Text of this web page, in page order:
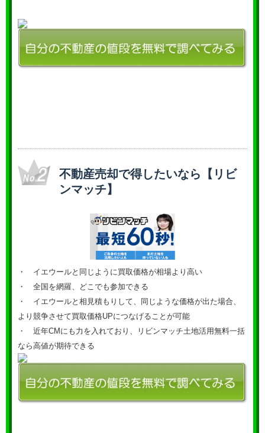
不動産売却で得したいなら【リビ
ンマッチ】
・ イエウールと同じように買取価格が相場より高い
・ 全国を網羅、どこでも参加できる
・ イエウールと相見積もりして、同じような価格が出た場合、
より競争させて買取価格UPにつなげることが可能
・ 近年CMにも力を入れており、リビンマッチ土地活用無料一括
なら高値が期待できる